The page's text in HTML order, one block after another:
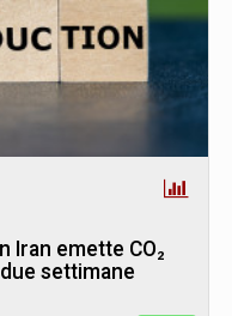
Iran emette CO₂
settimane